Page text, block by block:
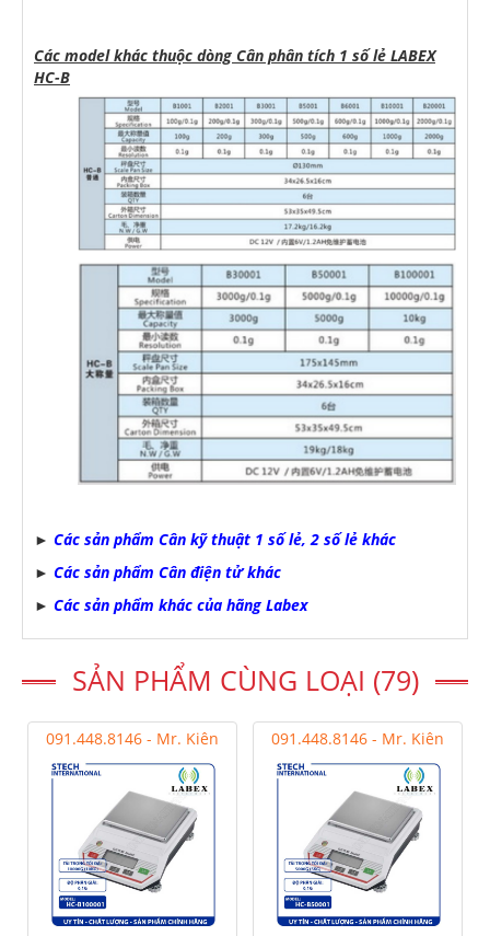
Các model khác thuộc dòng Cân phân tích 1 số lẻ LABEX
HC-B
► Các sản phẩm Cân kỹ thuật 1 số lẻ, 2 số lẻ khác
► Các sản phẩm Cân điện tử khác
► Các sản phẩm khác của hãng Labex
SẢN PHẨM CÙNG LOẠI (79)
091.448.8146 - Mr. Kiên 091.448.8146 - Mr. Kiên